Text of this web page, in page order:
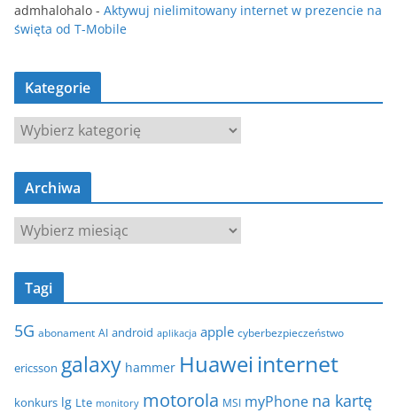
admhalohalo - Aktywuj nielimitowany internet w prezencie na
święta od T-Mobile
Kategorie
K
a
t
g
e
Archiwa
A
r
c
w
Tagi
5G abonament AI android aplikacja apple cyberbezpieczeństwo
ericsson galaxy hammer Huawei internet
konkurs lg Lte monitory motorola MSI myPhone na kartę